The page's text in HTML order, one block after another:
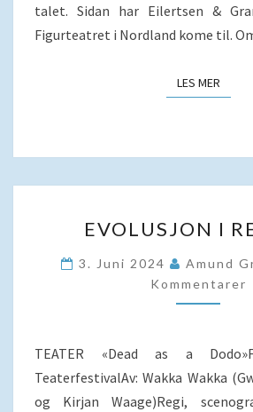
talet. Sidan har Eilertsen &
Figurteatret i Nordland kome til.
LES MERLES
I
EVOLUSJON I
3. Juni 2024 Amund
Kommentarer
TEATER «Dead as a
TeaterfestivalAv: Wakka Wakka
og Kirjan Waage)Regi,